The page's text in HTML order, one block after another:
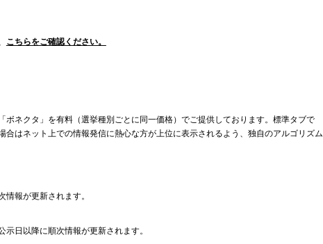
こちらをご確認ください。
ネクタ」を有料（選挙種別ごとに同一価格）でご提供しております。標準タブで
はネット上での情報発信に熱心な方が上位に表示されるよう、独自のアルゴリズム
報が更新されます。
日以降に順次情報が更新されます。